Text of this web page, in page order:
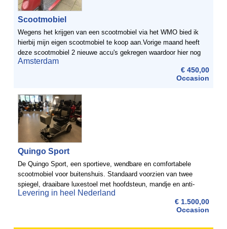
Scootmobiel
Wegens het krijgen van een scootmobiel via het WMO bied ik
hierbij mijn eigen scootmobiel te koop aan.Vorige maand heeft
deze scootmobiel 2 nieuwe accu's gekregen waardoor hier nog
een kleine 2 jaar garantie op zit.Bieden vanaf 450 ...
Amsterdam
€ 450,00
Occasion
Quingo Sport
De Quingo Sport, een sportieve, wendbare en comfortabele
scootmobiel voor buitenshuis. Standaard voorzien van twee
spiegel, draaibare luxestoel met hoofdsteun, mandje en anti-
slip mat. Deze mooie scootmobiel is tevens uitgevoerd met ...
Levering in heel Nederland
€ 1.500,00
Occasion